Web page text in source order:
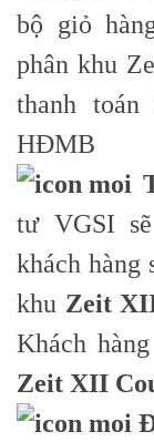
bộ giỏ
phân khu
thanh
HĐMB
tư VGSI
khách hàng
khu Zeit
Khách
Zeit XII